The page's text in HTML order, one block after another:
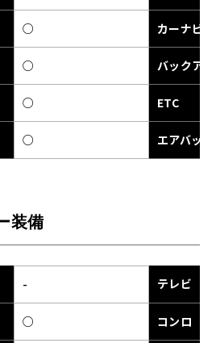
○ カーナビゲ
○ バックアイ
○ ETC
○ エアバック
装備
- テレビ
○ コンロ